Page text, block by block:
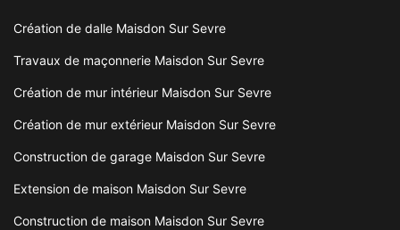
Création de dalle Maisdon Sur Sevre
Travaux de maçonnerie Maisdon Sur Sevre
Création de mur intérieur Maisdon Sur Sevre
Création de mur extérieur Maisdon Sur Sevre
Construction de garage Maisdon Sur Sevre
Extension de maison Maisdon Sur Sevre
Construction de maison Maisdon Sur Sevre